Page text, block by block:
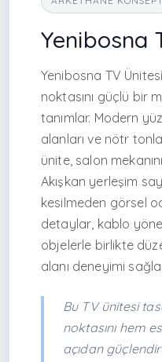
Yenibosna
Yenibosna TV
noktasını güçlü bir
tanımlar. Modern
alanları ve nötr
ünite, salon
Akışkan yerleşim
kesilmeden görsel
detaylar, kablo
objelerle birlikte
alanı deneyimi
Bu TV ünitesi
noktasını hem
açıdan